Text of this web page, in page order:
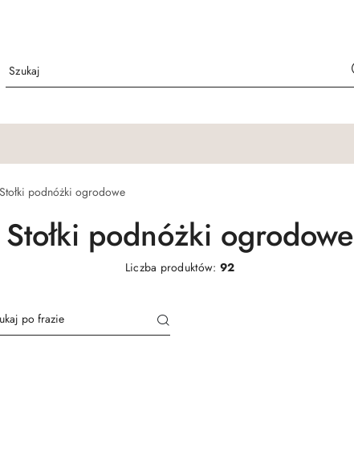
Stołki podnóżki ogrodowe
Stołki podnóżki ogrodowe
Liczba produktów: 92